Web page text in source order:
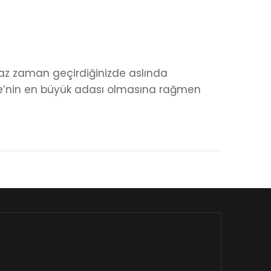
zaman geçirdiğinizde aslında
en büyük adası olmasına rağmen